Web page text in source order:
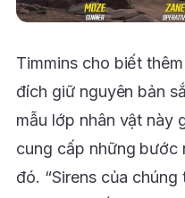
Timmins cho biết
đích giữ nguyên bản
mẫu lớp nhân vật này
cung cấp những
đó. “Sirens của